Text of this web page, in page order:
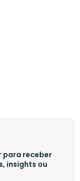
para receber
insights ou